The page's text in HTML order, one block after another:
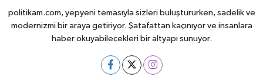
politikam.com, yepyeni temasıyla sizleri buluştururken, sadelik ve
modernizmi bir araya getiriyor. Şatafattan kaçınıyor ve insanlara
haber okuyabilecekleri bir altyapı sunuyor.
TEKNOLOJİ
Trend